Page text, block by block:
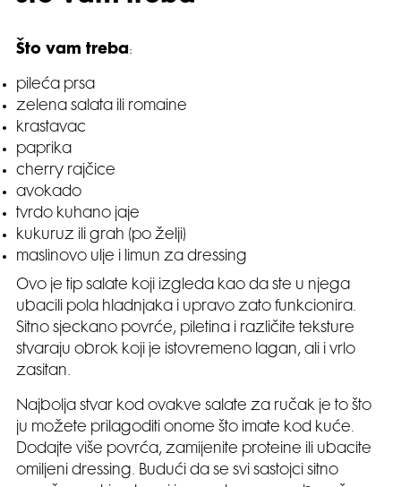
Što vam treba:
pileća prsa
zelena salata ili romaine
krastavac
paprika
cherry rajčice
avokado
tvrdo kuhano jaje
kukuruz ili grah (po želji)
maslinovo ulje i limun za dressing
Ovo je tip salate koji izgleda kao da ste u njega
ubacili pola hladnjaka i upravo zato funkcionira.
Sitno sjeckano povrće, piletina i različite teksture
stvaraju obrok koji je istovremeno lagan, ali i vrlo
zasitan.
Najbolja stvar kod ovakve salate za ručak je to što
ju možete prilagoditi onome što imate kod kuće.
Dodajte više povrća, zamijenite proteine ili ubacite
omiljeni dressing. Budući da se svi sastojci sitno